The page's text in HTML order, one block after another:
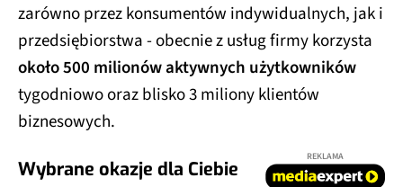
zarówno przez konsumentów indywidualnych, jak i
przedsiębiorstwa - obecnie z usług firmy korzysta
około 500 milionów aktywnych użytkowników
tygodniowo oraz blisko 3 miliony klientów
biznesowych.
Wybrane okazje dla Ciebie
REKLAMA